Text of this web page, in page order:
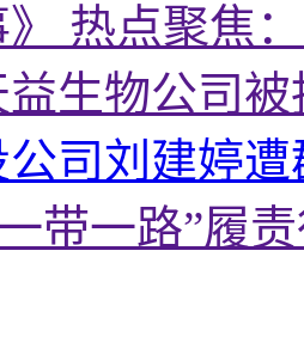
》 热点聚焦
生物公司
司刘建婷
带一路”履